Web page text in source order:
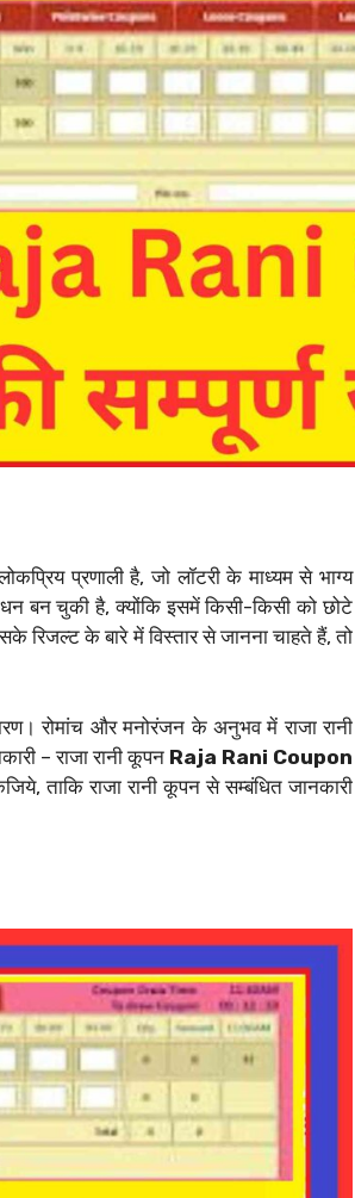
प्रणाली है, जो लॉटरी के माध्यम से भाग्य
बन चुकी है, क्योंकि इसमें किसी-किसी को छोटे
रिजल्ट के बारे में विस्तार से जानना चाहते हैं, तो
रोमांच और मनोरंजन के अनुभव में राजा रानी
– राजा रानी कूपन Raja Rani Coupon
ताकि राजा रानी कूपन से सम्बंधित जानकारी